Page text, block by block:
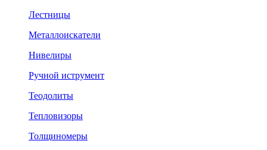
Лестницы
Металлоискатели
Нивелиры
Ручной иструмент
Теодолиты
Тепловизоры
Толщиномеры